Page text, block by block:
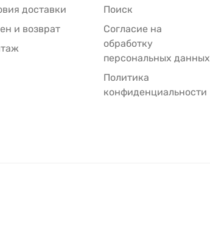
доставки
и возврат
Поиск
Согласие на
обработку
персональных данных
Политика
конфиденциальности